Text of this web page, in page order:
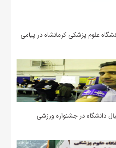
علوم پزشکی کرمانشاه در پیامی
دانشگاه در جشنواره ورزشی